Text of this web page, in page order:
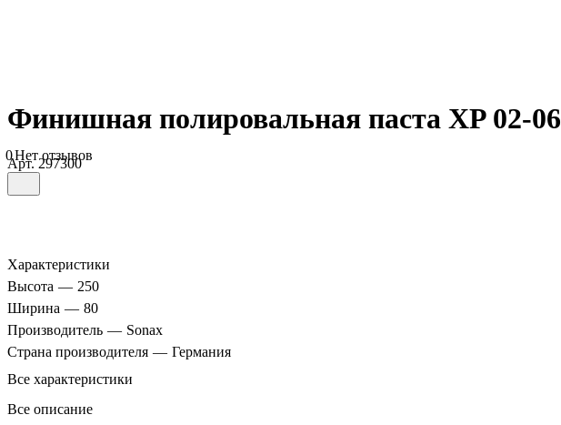
Финишная полировальная паста XP 02-06
0Нет отзывов
Арт.297300
Характеристики
Высота — 250
Ширина — 80
Производитель — Sonax
Страна производителя — Германия
Все характеристики
Все описание